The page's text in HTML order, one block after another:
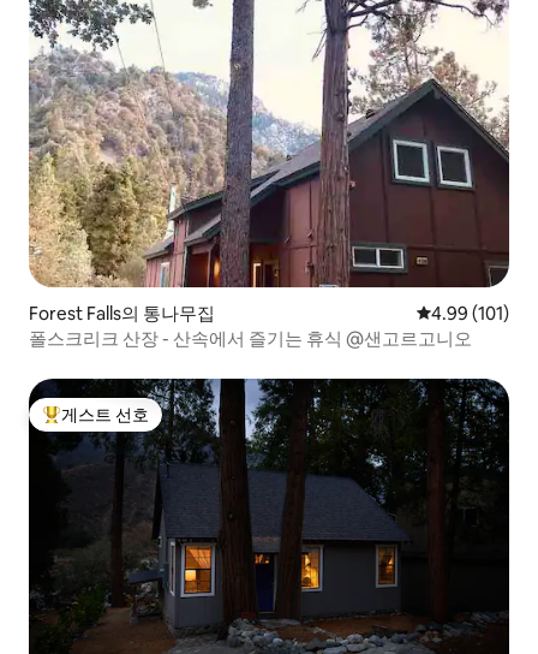
Forest Falls의 통나무집 평점 4.99점(5
4.99 (101)
폴스크리크 산장 - 산속에서 즐기는 휴식 @샌고르고니오
상위 게스트 선호
게스트 선호